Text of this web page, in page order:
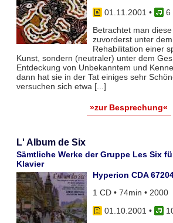
01.11.2001 •
6
Betrachtet man
zuvorderst unter
Rehabilitation einer
Kunst, sondern (neutraler) unter dem
Entdeckung von Unbekanntem und
dann hat sie in der Tat einiges sehr
versuchen sich etwa [...]
»zur Besprechung«
L' Album de Six
Sämtliche Werke der Gruppe Les Six
Klavier
Hyperion CDA
1 CD • 74min • 2000
01.10.2001 •